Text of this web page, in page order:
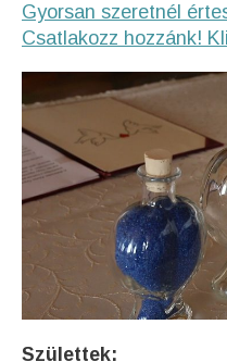
Gyorsan szeretnél
Csatlakozz hozzánk!
Születtek: